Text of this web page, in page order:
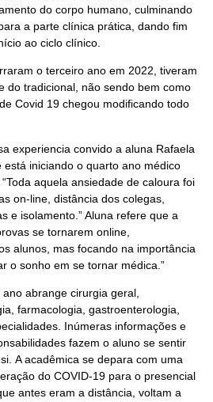
do corpo humano, culminando
a parte clínica prática, dando fim
ao ciclo clínico.
o terceiro ano em 2022, tiveram
do tradicional, não sendo bem como
Covid 19 chegou modificando todo
experiencia convido a aluna Rafaela
iniciando o quarto ano médico
aquela ansiedade de caloura foi
on-line, distância dos colegas,
e isolamento.” Aluna refere que a
se tornarem online,
alunos, mas focando na importância
o sonho em se tornar médica.”
abrange cirurgia geral,
farmacologia, gastroenterologia,
Inúmeras informações e
fazem o aluno se sentir
A acadêmica se depara com uma
do COVID-19 para o presencial
antes eram a distância, voltam a